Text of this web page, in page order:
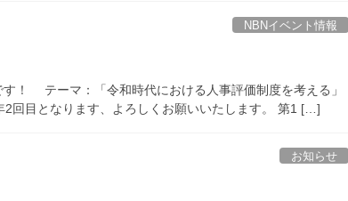
NBNイベント情報
！ テーマ：「令和時代における人事評価制度を考える」
回目となります、よろしくお願いいたします。 第1 […]
お知らせ